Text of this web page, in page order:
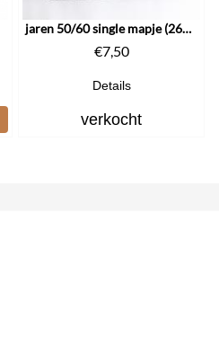
jaren 50/60 single mapje (2617)
€7,50
Details
verkocht